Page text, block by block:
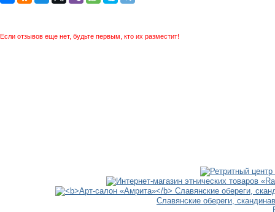
Если отзывов еще нет, будьте первым, кто их разместит!
Славянские обереги,